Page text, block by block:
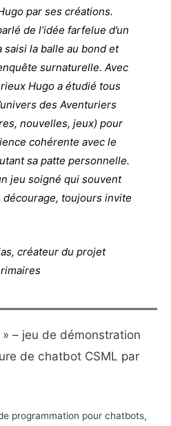
par ses créations.
de l’idée farfelue d’un
saisi la balle au bond et
surnaturelle. Avec
Hugo a étudié tous
des Aventuriers
nouvelles, jeux) pour
cohérente avec le
sa patte personnelle.
jeu soigné qui souvent
toujours invite
créateur du projet
– jeu de démonstration
de chatbot CSML par
programmation pour chatbots,